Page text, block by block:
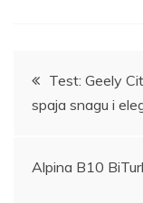
Post
Test: Geely
spaja snagu i
Alpina B10